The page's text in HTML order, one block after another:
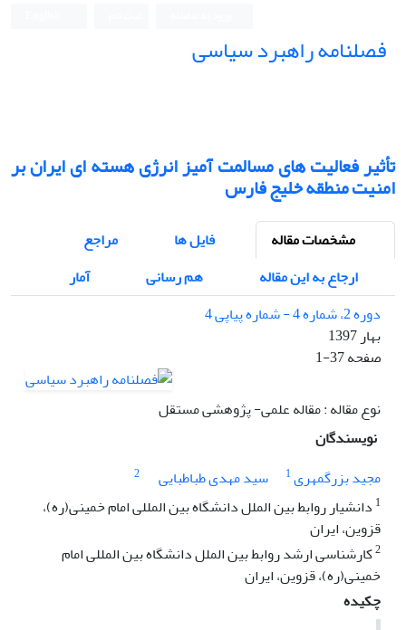
فصلنامه راهبرد سیاسی
تأثیر فعالیت های مسالمت آمیز انرژی هسته ای ایران بر
امنیت منطقه خلیج فارس
مشخصات مقاله فایل ها
مراجع
ارجاع به این مقاله
هم رسانی
آمار
دوره 2، شماره 4 - شماره پیاپی 4
بهار 1397
صفحه1-37
نوع مقاله : مقاله علمی- پژوهشی مستقل
نویسندگان
مجید بزرگمهری1 سید مهدی طباطبایی
2
1 دانشیار روابط بین الملل دانشگاه بین المللی امام خمینی(ره)،
قزوین، ایران
2کارشناسی ارشد روابط بین الملل دانشگاه بین المللی امام
خمینی(ره)، قزوین، ایران
چکیده